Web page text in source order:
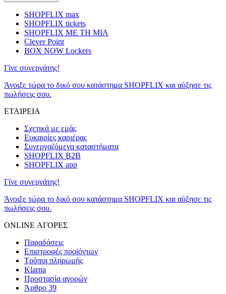
SHOPFLIX max
SHOPFLIX tickets
SHOPFLIX ΜΕ ΤΗ ΜΙΑ
Clever Point
BOX NOW Lockers
Γίνε συνεργάτης!
Άνοιξε τώρα το δικό σου κατάστημα SHOPFLIX και αύξησε τις
πωλήσεις σου.
ΕΤΑΙΡΕΙΑ
Σχετικά με εμάς
Ευκαιρίες καριέρας
Συνεργαζόμενα καταστήματα
SHOPFLIX B2B
SHOPFLIX app
Γίνε συνεργάτης!
Άνοιξε τώρα το δικό σου κατάστημα SHOPFLIX και αύξησε τις
πωλήσεις σου.
ONLINE ΑΓΟΡΕΣ
Παραδόσεις
Επιστροφές προϊόντων
Τρόποι πληρωμής
Klarna
Προστασία αγορών
Άρθρο 39